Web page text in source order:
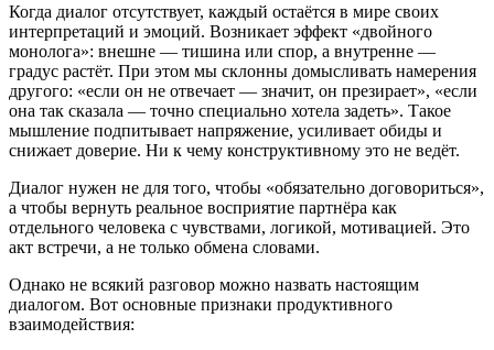
Когда диалог отсутствует, каждый остаётся в мире своих
интерпретаций и эмоций. Возникает эффект «двойного
монолога»: внешне — тишина или спор, а внутренне —
градус растёт. При этом мы склонны домысливать намерения
другого: «если он не отвечает — значит, он презирает», «если
она так сказала — точно специально хотела задеть». Такое
мышление подпитывает напряжение, усиливает обиды и
снижает доверие. Ни к чему конструктивному это не ведёт.
Диалог нужен не для того, чтобы «обязательно договориться»,
а чтобы вернуть реальное восприятие партнёра как
отдельного человека с чувствами, логикой, мотивацией. Это
акт встречи, а не только обмена словами.
Однако не всякий разговор можно назвать настоящим
диалогом. Вот основные признаки продуктивного
взаимодействия: